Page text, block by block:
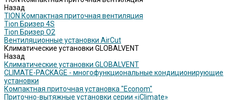
Назад
TION Компактная приточная вентиляция
Tion Бризер 4S
Tion Бризер O2
Вентиляционные установки AirCut
Климатические установки GLOBALVENT
Назад
Климатические установки GLOBALVENT
CLIMATE-PACKAGE - многофункциональные кондиционирующие
установки
Компактная приточная установка "Econom"
Приточно-вытяжные установки серии «iClimate»